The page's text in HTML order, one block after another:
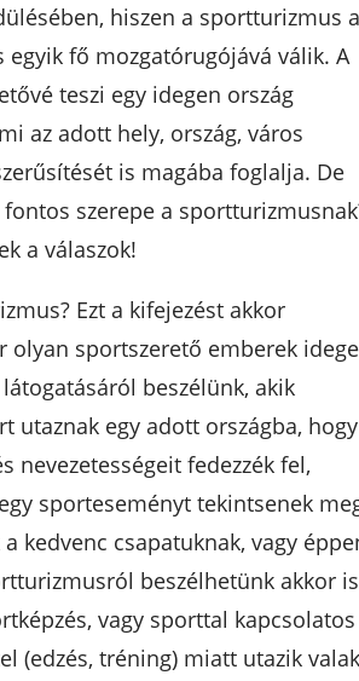
hiszen a sportturizmus a
egyik fő mozgatórugójává válik. A
teszi egy idegen ország
az adott hely, ország, város
is magába foglalja. De
szerepe a
a válaszok!
Ezt a kifejezést akkor
olyan sportszerető emberek
beszélünk, akik
utaznak egy adott országba, hogy
nevezetességeit fedezzék fel,
sporteseményt tekintsenek
kedvenc csapatuknak, vagy
beszélhetünk akkor
vagy sporttal kapcsolatos
(edzés, tréning) miatt utazik